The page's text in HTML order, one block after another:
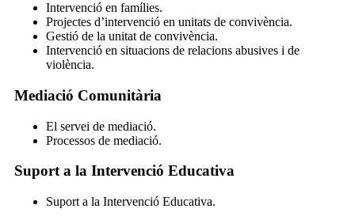
Intervenció en famílies.
Projectes d’intervenció en unitats de convivència.
Gestió de la unitat de convivència.
Intervenció en situacions de relacions abusives i de
violència.
Mediació Comunitària
El servei de mediació.
Processos de mediació.
Suport a la Intervenció Educativa
Suport a la Intervenció Educativa.